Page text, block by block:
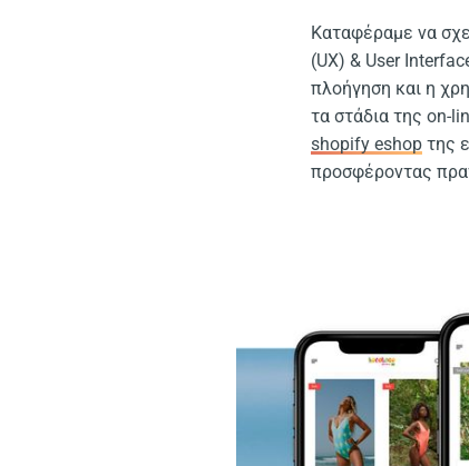
Καταφέραμε να
(UX) & User
πλοήγηση και η
τα στάδια της on-
shopify eshop της
προσφέροντας